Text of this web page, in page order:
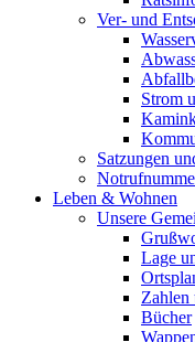
Ver- und
Strom
Satzungen
Leben & Wohnen
Unsere
Lage
Zahlen
Bücher